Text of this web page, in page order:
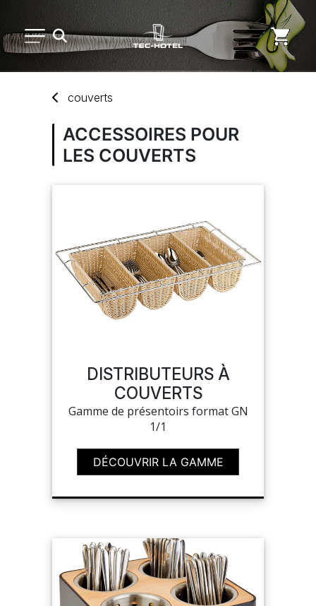
ARTS DE LA TABLE
USAGE UNIQUE
MARQUES
NOUVEAUTÉS
MON COMPTE
MA COMMANDE
CHEF'S LIST
couverts
ACCESSOIRES POUR
LES COUVERTS
DISTRIBUTEURS À
COUVERTS
Gamme de présentoirs format GN
1/1
DÉCOUVRIR LA GAMME